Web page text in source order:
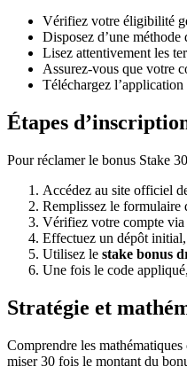
Vérifiez votre éligibilité
Disposez d’une
Lisez attentivement les
Assurez-vous que votre
Téléchargez
Étapes
Pour réclamer le bonus Stake
Accédez au site officiel
Remplissez le formulaire
Vérifiez votre compte
Effectuez un dépôt
Utilisez le stake bonus
Une fois le code
Stratégie et
Comprendre les
miser 30 fois le montant du